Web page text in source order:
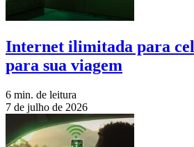
Internet ilimitada para
para sua viagem
6 min. de leitura
7 de julho de 2026